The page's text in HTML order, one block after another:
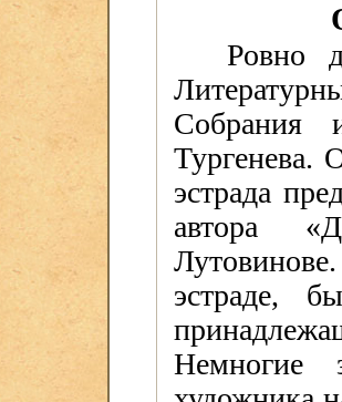
Ровно
Собрания
Тургенева.
эстрада
автора
эстраде,
Немногие